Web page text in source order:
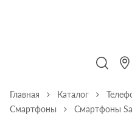
Главная Каталог
Смартфоны
Смартфоны